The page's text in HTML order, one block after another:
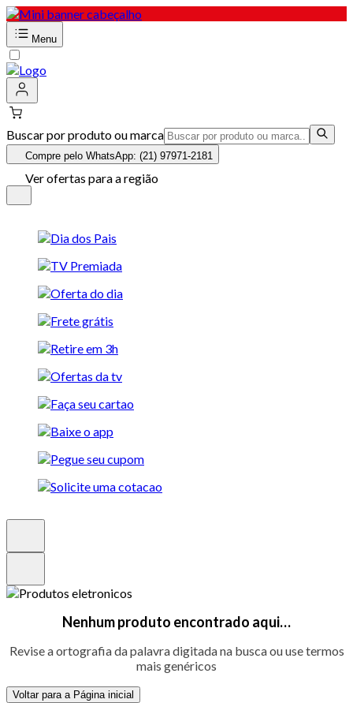
Menu
Buscar por produto ou marca
Compre pelo WhatsApp: (21) 97971-2181
Ver ofertas para a região
Nenhum produto encontrado aqui…
Revise a ortografia da palavra digitada na busca ou use termos
mais genéricos
Voltar para a Página inicial